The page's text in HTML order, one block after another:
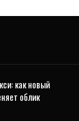
как новый
облик